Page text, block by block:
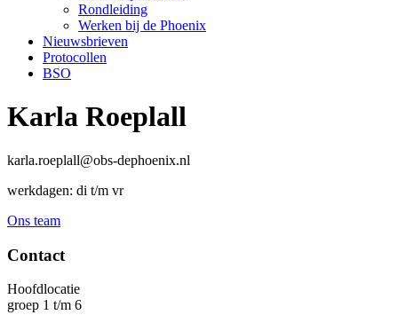
Rondleiding
Werken bij de Phoenix
Nieuwsbrieven
Protocollen
BSO
Karla Roeplall
karla.roeplall@obs-dephoenix.nl
werkdagen: di t/m vr
Ons team
Contact
Hoofdlocatie
groep 1 t/m 6